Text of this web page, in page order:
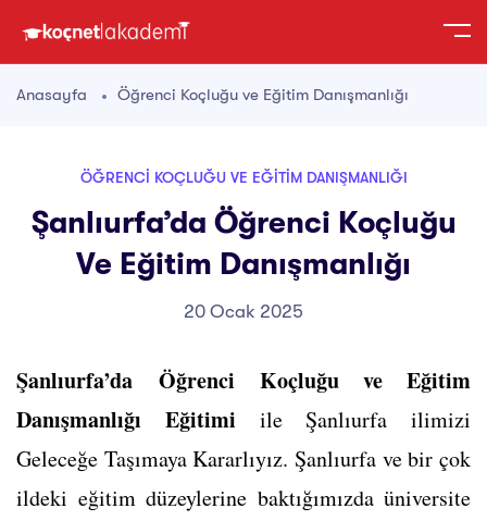
Anasayfa Öğrenci Koçluğu ve Eğitim Danışmanlığı
ÖĞRENCI KOÇLUĞU VE EĞITIM DANIŞMANLIĞI
Şanlıurfa’da Öğrenci Koçluğu
Ve Eğitim Danışmanlığı
20 Ocak 2025
Şanlıurfa’da Öğrenci Koçluğu ve Eğitim
Danışmanlığı Eğitimi ile Şanlıurfa ilimizi
Geleceğe Taşımaya Kararlıyız. Şanlıurfa ve bir çok
ildeki eğitim düzeylerine baktığımızda üniversite